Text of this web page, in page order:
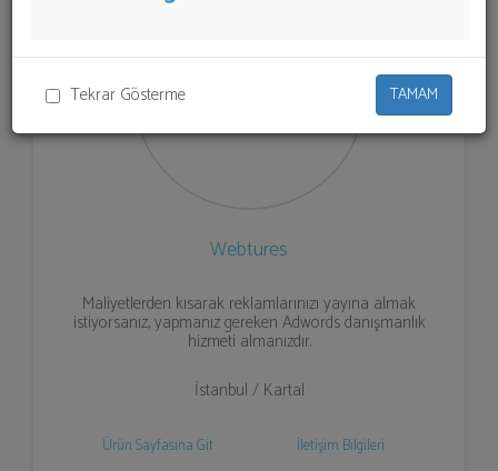
Tekrar Gösterme TAMAM
Webtures
Maliyetlerden kısarak reklamlarınızı yayına almak
istiyorsanız, yapmanız gereken Adwords danışmanlık
hizmeti almanızdır.
İstanbul / Kartal
Ürün Sayfasına Git İletişim Bilgileri